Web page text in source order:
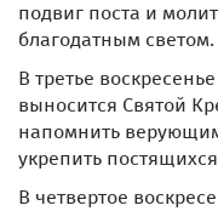
подвиг поста и
благодатным светом.
В третье
выносится Святой
напомнить
укрепить
В четвертое